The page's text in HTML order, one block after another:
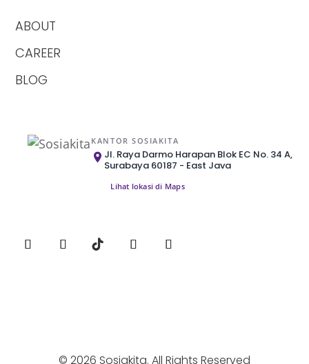
ABOUT
CAREER
BLOG
KANTOR SOSIAKITA
Jl. Raya Darmo Harapan Blok EC No. 34 A,
Surabaya 60187 - East Java
Lihat lokasi di Maps
© 2026 Sosiakita. All Rights Reserved